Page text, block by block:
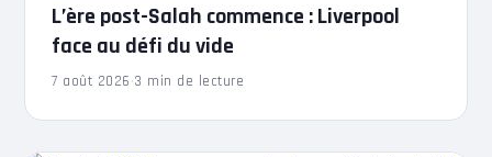
L’ère post-Salah commence : Liverpool
face au défi du vide
7 août 2026·3 min de lecture